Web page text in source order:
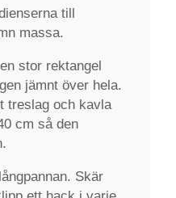
till
massa.
stor rektangel
jämnt över hela.
treslag och kavla
cm så den
Skär